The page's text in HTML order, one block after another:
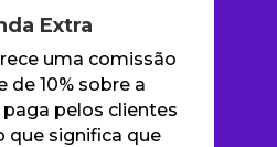
Extra
uma comissão
de 10% sobre a
pelos clientes
que significa que